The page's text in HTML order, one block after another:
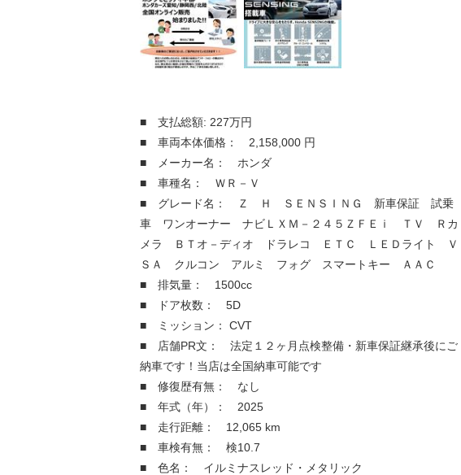
■ 支払総額: 227万円
■ 車両本体価格： 2,158,000 円
■ メーカー名： ホンダ
■ 車種名： ＷＲ－Ｖ
■ グレード名： Ｚ Ｈ ＳＥＮＳＩＮＧ 新車保証 試乗
車 ワンオーナー ナビＬＸＭ－２４５ＺＦＥｉ ＴＶ Ｒカ
メラ ＢＴオ－ディオ ドラレコ ＥＴＣ ＬＥＤライト Ｖ
ＳＡ クルコン アルミ フォグ スマートキー ＡＡＣ
■ 排気量： 1500cc
■ ドア枚数： 5D
■ ミッション： CVT
■ 店舗PR文： 法定１２ヶ月点検整備・新車保証継承後にご
納車です！当店は全国納車可能です
■ 修復歴有無： なし
■ 年式（年）： 2025
■ 走行距離： 12,065 km
■ 車検有無： 検10.7
■ 色名： イルミナスレッド・メタリック